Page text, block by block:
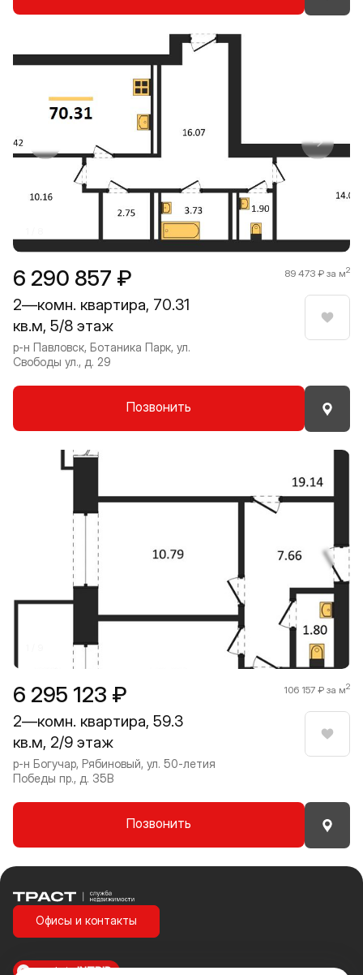
6 290 857 ₽ 89 473 ₽ за м2
2—комн. квартира, 70.31
кв.м, 5/8 этаж
р-н Павловск, Ботаника Парк, ул.
Свободы ул., д. 29
Позвонить
Прокрутить влево
6 295 123 ₽ 106 157 ₽ за м2
2—комн. квартира, 59.3
кв.м, 2/9 этаж
р-н Богучар, Рябиновый, ул. 50-летия
Победы пр., д. 35В
Позвонить
Прокрутить влево
Траст | Служба недвижимости
Офисы и контакты
made inINTRID